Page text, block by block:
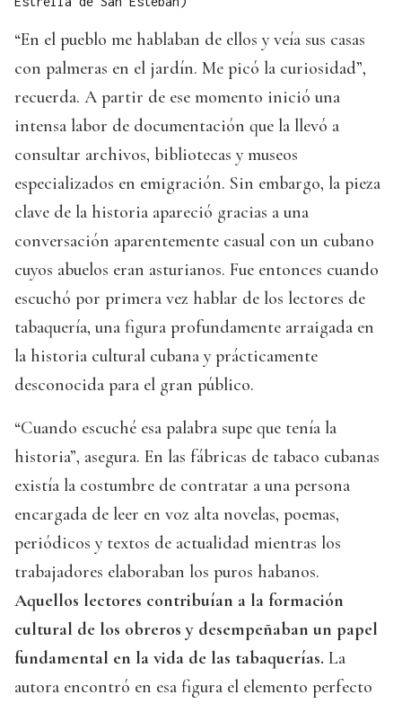
“En el pueblo me hablaban de ellos y veía sus casas
con palmeras en el jardín. Me picó la curiosidad”,
recuerda. A partir de ese momento inició una
intensa labor de documentación que la llevó a
consultar archivos, bibliotecas y museos
especializados en emigración. Sin embargo, la pieza
clave de la historia apareció gracias a una
conversación aparentemente casual con un cubano
cuyos abuelos eran asturianos. Fue entonces cuando
escuchó por primera vez hablar de los lectores de
tabaquería, una figura profundamente arraigada en
la historia cultural cubana y prácticamente
desconocida para el gran público.
“Cuando escuché esa palabra supe que tenía la
historia”, asegura. En las fábricas de tabaco cubanas
existía la costumbre de contratar a una persona
encargada de leer en voz alta novelas, poemas,
periódicos y textos de actualidad mientras los
trabajadores elaboraban los puros habanos.
Aquellos lectores contribuían a la formación
cultural de los obreros y desempeñaban un papel
fundamental en la vida de las tabaquerías. La
autora encontró en esa figura el elemento perfecto